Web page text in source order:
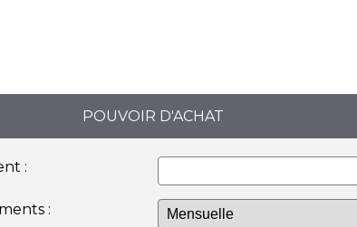
POUVOIR D'ACHAT
:
: